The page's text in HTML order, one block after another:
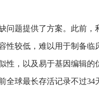
题提供了方案。此前
较低，难以用于制备临
，以及易于基因编辑
球最长存活记录不过